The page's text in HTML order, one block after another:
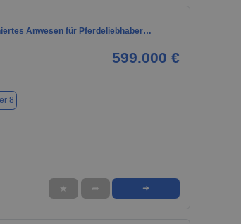
Anwesen für Pferdeliebhaber…
599.000 €
8
★ ➦ ➜